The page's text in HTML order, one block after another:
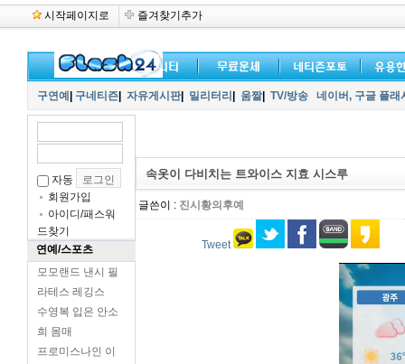
시작페이지로 즐겨찾기추가
구연예 구네티즌 자유게시판| 밀리터리 움짤| TV/방송 네이버, 구글 플
자동
회원가입
아이디/패스워
드찾기
연예/스포츠
모모랜드 낸시 필
라테스 레깅스
수영복 입은 안소
희 몸매
프로미스나인 이
속옷이 다비치는 트와이스 지효 시스루
글쓴이 : 진시황의후예
Tweet